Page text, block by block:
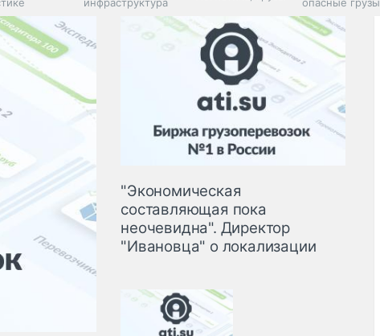
Спецтехника
Автосервис,
запчасти, шины
Топливо, масла и
автохимия
"Экономическая
составляющая пока
неочевидна". Директор
"Ивановца" о локализации